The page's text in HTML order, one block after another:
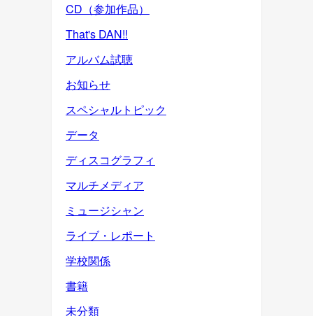
CD（参加作品）
That's DAN!!
アルバム試聴
お知らせ
スペシャルトピック
データ
ディスコグラフィ
マルチメディア
ミュージシャン
ライブ・レポート
学校関係
書籍
未分類